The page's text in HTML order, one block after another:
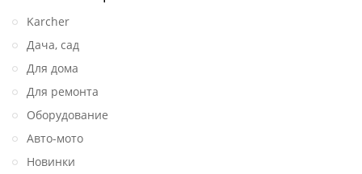
Karcher
Дача, сад
Для дома
Для ремонта
Оборудование
Авто-мото
Новинки